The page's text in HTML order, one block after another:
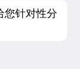
您针对性分